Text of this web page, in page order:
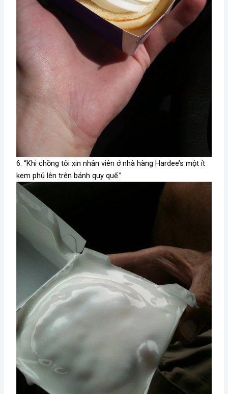
6. “Khi chồng tôi xin nhân viên ở nhà hàng Hardee’s một ít
kem phủ lên trên bánh quy quế.”